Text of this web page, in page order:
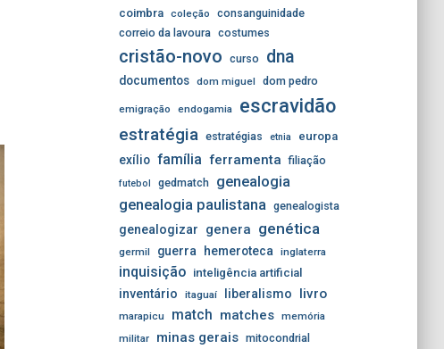
coimbra coleção
consanguinidade
correio da lavoura costumes
cristão-novo curso dna
documentos dom miguel dom pedro
emigração endogamia escravidão
estratégia estratégias etnia europa
exílio família ferramenta filiação
futebol gedmatch
genealogia
genealogia paulistana genealogista
genealogizar genera genética
germil guerra hemeroteca inglaterra
inquisição inteligência artificial
inventário itaguaí liberalismo livro
marapicu match matches
memória
militar
minas gerais mitocondrial